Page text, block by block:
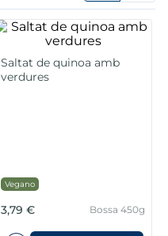
Saltat de quinoa amb
verdures
Vegano
3,79 € Bossa 450g